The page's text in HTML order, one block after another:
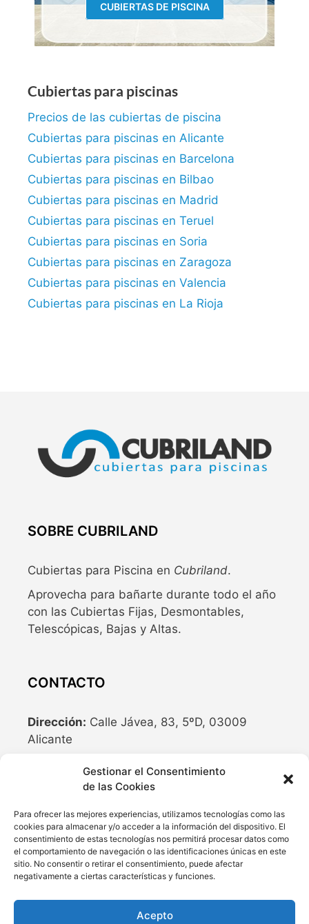
Gestionar el Consentimiento
de las Cookies
Para ofrecer las mejores experiencias, utilizamos tecnologías como las
cookies para almacenar y/o acceder a la información del dispositivo. El
consentimiento de estas tecnologías nos permitirá procesar datos como
el comportamiento de navegación o las identificaciones únicas en este
sitio. No consentir o retirar el consentimiento, puede afectar
negativamente a ciertas características y funciones.
Acepto
CUBIERTAS DE PISCINA
Cubiertas para piscinas
Precios de las cubiertas de piscina
Cubiertas para piscinas en Alicante
Cubiertas para piscinas en Barcelona
Cubiertas para piscinas en Bilbao
Cubiertas para piscinas en Madrid
Cubiertas para piscinas en Teruel
Cubiertas para piscinas en Soria
Cubiertas para piscinas en Zaragoza
Cubiertas para piscinas en Valencia
Cubiertas para piscinas en La Rioja
SOBRE CUBRILAND
Cubiertas para Piscina en Cubriland.
Aprovecha para bañarte durante todo el año
con las Cubiertas Fijas, Desmontables,
Telescópicas, Bajas y Altas.
CONTACTO
Dirección: Calle Jávea, 83, 5ºD, 03009
Alicante
info@cubriland.com
REDES SOCIALES